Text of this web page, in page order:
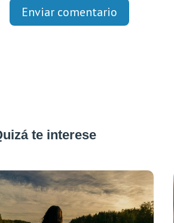
Enviar comentario
te interese